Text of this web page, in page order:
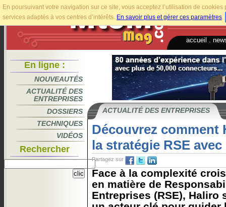
En poursuivant votre navigation sur ce site, vous acceptez l’utilisation de
services adaptés à vos centres d’intérêts. En savoir plus et gérer ces paramètres.
accueil
En ligne :
NOUVEAUTÉS
ACTUALITÉ DES
ENTREPRISES
DOSSIERS
TECHNIQUES
VIDÉOS
Rechercher
ACTUALITÉ DES ENTREPRISES
Découvrez
la stratégie RSE avec
Partagez sur
Face à la complexité
en matière de
Entreprises (RSE), Haliro